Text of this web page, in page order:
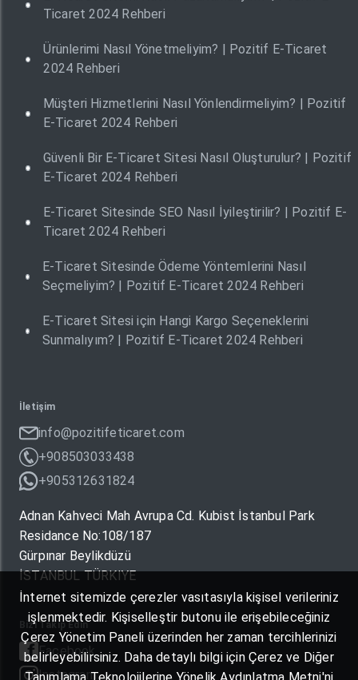
Ticaret 2024 Rehberi
Ürünlerimi Nasıl Yönetmeliyim? | Pozitif E-Ticaret
2024 Rehberi
Müşteri Hizmetlerini Nasıl Yönlendirmeliyim? | Pozitif
E-Ticaret 2024 Rehberi
Güvenli Bir E-Ticaret Sitesi Nasıl Oluşturulur? | Pozitif
E-Ticaret 2024 Rehberi
E-Ticaret Sitesinde SEO Nasıl İyileştirilir? | Pozitif E-
Ticaret 2024 Rehberi
E-Ticaret Sitesinde Ödeme Yöntemlerini Nasıl
Seçmeliyim? | Pozitif E-Ticaret 2024 Rehberi
E-Ticaret Sitesi için Hangi Kargo Seçeneklerini
Sunmalıyım? | Pozitif E-Ticaret 2024 Rehberi
İletişim
info@pozitifeticaret.com
+908503033438
+905312631824
Adnan Kahveci Mah Avrupa Cd. Kubist İstanbul Park
Residance No:108/187
Gürpınar Beylikdüzü
İSTANBUL TÜRKIYE
Bizi Takip Edin
Facebook
Instagram
İnternet sitemizde çerezler vasıtasıyla kişisel verileriniz
işlenmektedir. Kişiselleştir butonu ile erişebileceğiniz
Çerez Yönetim Paneli üzerinden her zaman tercihlerinizi
belirleyebilirsiniz. Daha detaylı bilgi için Çerez ve Diğer